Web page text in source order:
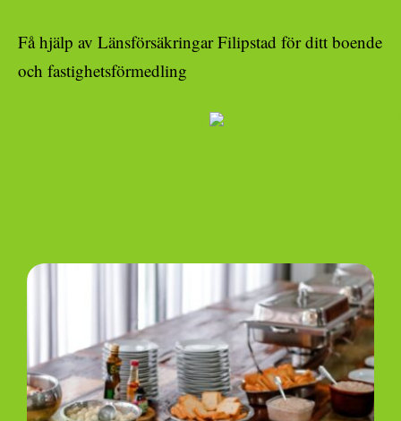
Få hjälp av Länsförsäkringar Filipstad för ditt boende
och fastighetsförmedling